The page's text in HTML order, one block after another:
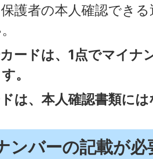
護者の本人確認でき
ードは、1点でマイナ
。
は、本人確認書類に
ンバーの記載が